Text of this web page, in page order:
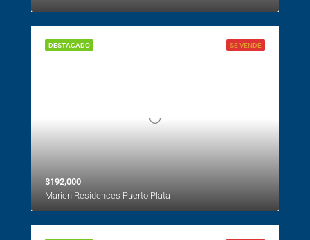
SE VENDE
DESTACADO
$192,000
Marien Residences Puerto Plata